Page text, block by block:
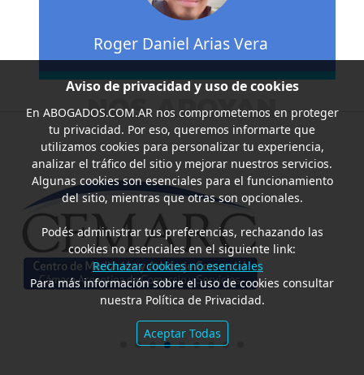
Roger Daniel Arias Vera
NOS APOYAN
Aviso de privacidad y uso de cookies
En ABOGADOS.COM.ARnos comprometemos en proteger
tu privacidad. Por eso, queremos informarte que
utilizamos cookies para personalizar tu experiencia,
analizar el tráfico del sitio y mejorar nuestros servicios.
Algunas cookies son esenciales para el funcionamiento
del sitio, mientras que otras son opcionales.
Podés administrar tus preferencias, rechazando las
cookies no esenciales en el siguiente link:
Rechazar cookies no esenciales
Para más información sobre el uso de cookies consultar
nuestra Política de Privacidad.
Aceptar Todas